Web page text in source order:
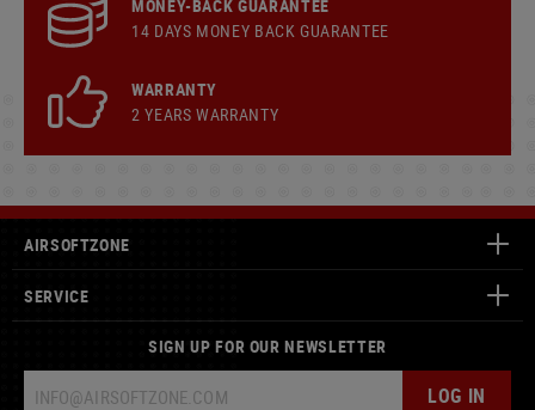
MONEY-BACK GUARANTEE
14 DAYS MONEY BACK GUARANTEE
WARRANTY
2 YEARS WARRANTY
AIRSOFTZONE
SERVICE
SIGN UP FOR OUR NEWSLETTER
LOG IN